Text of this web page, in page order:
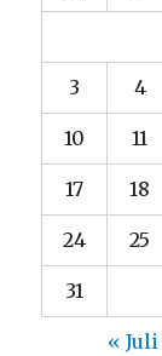
3 4
10 11
17 18
24 25
31
« Juli